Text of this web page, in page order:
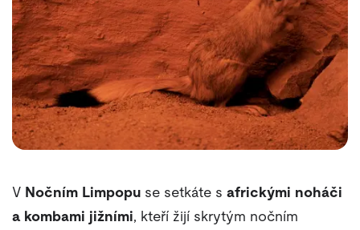
V Nočním Limpopu se setkáte s africkými noháči
a kombami jižními, kteří žijí skrytým nočním